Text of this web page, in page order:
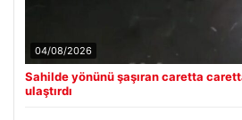
04/08/2026
Sahilde yönünü şaşıran caretta
ulaştırdı